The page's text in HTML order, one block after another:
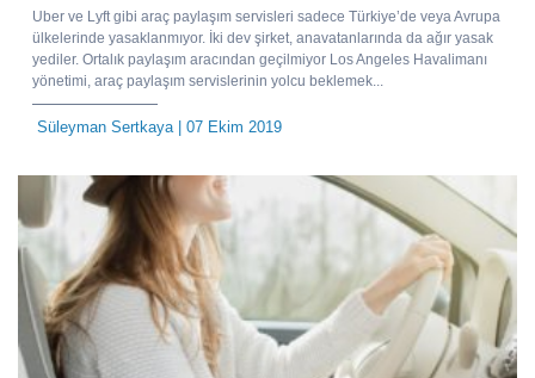
Uber ve Lyft gibi araç paylaşım servisleri sadece Türkiye’de veya Avrupa
ülkelerinde yasaklanmıyor. İki dev şirket, anavatanlarında da ağır yasak
yediler. Ortalık paylaşım aracından geçilmiyor Los Angeles Havalimanı
yönetimi, araç paylaşım servislerinin yolcu beklemek...
Süleyman Sertkaya | 07 Ekim 2019